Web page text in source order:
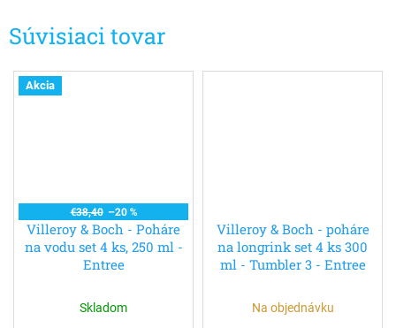
Súvisiaci tovar
Akcia
€38,40 –20 %
Villeroy & Boch - Poháre
na vodu set 4 ks, 250 ml -
Entree
Skladom
Villeroy & Boch - poháre
na longrink set 4 ks 300
ml - Tumbler 3 - Entree
Na objednávku